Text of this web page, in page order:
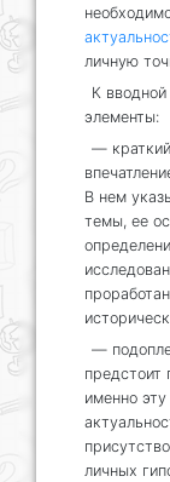
личную
К
элементы:
—
В нем
темы, ее
—
предстоит
именно
личных